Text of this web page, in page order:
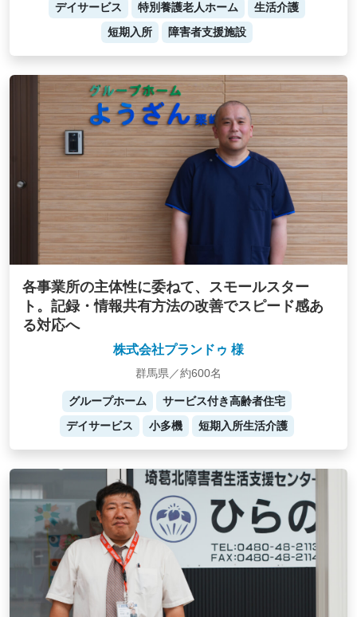
デイサービス 特別養護老人ホーム
生活介護
短期入所
障害者支援施設
各事業所の主体性に委ねて、スモールスター
ト。記録・情報共有方法の改善でスピード感あ
る対応へ
株式会社プランドゥ 様
群馬県／約600名
グループホーム
サービス付き高齢者住宅
デイサービス
小多機 短期入所生活介護